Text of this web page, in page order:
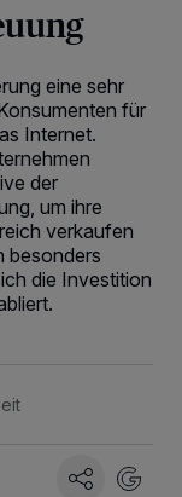
eine sehr
für
Internet.
der
um ihre
verkaufen
besonders
die Investition